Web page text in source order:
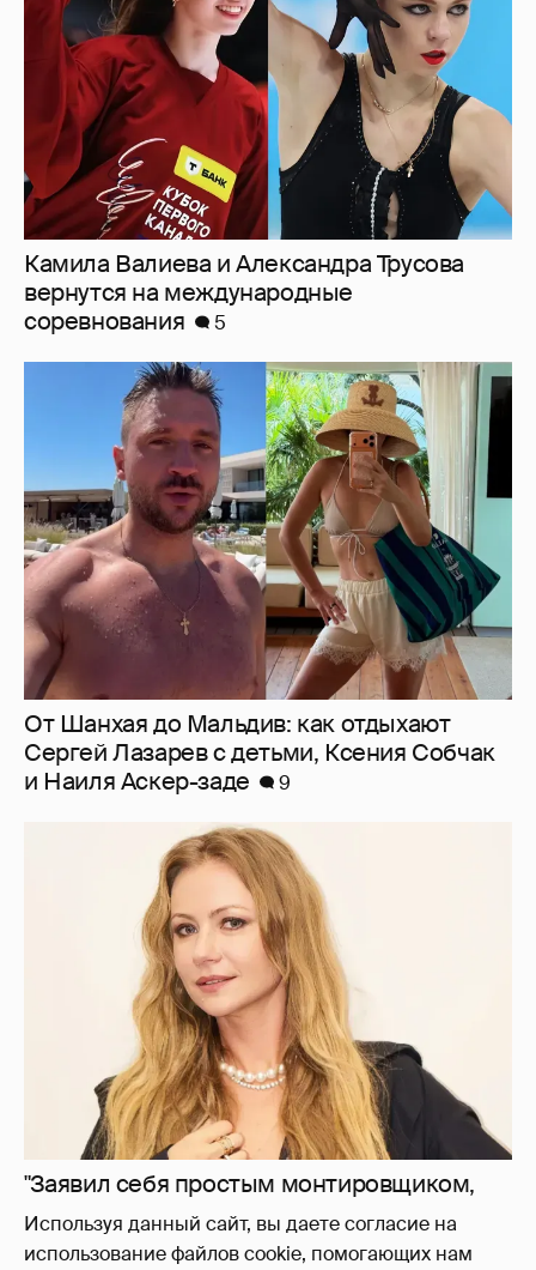
Используя данный сайт, вы даете согласие на
использование файлов cookie, помогающих нам
Камила Валиева и Александра Трусова
вернутся на международные
соревнования
5
От Шанхая до Мальдив: как отдыхают
Сергей Лазарев с детьми, Ксения Собчак
и Наиля Аскер-заде
9
"Заявил себя простым монтировщиком,
дабы не платить алименты". Мария
Миронова упрекнула бывшего мужа, с
которым судится за сына